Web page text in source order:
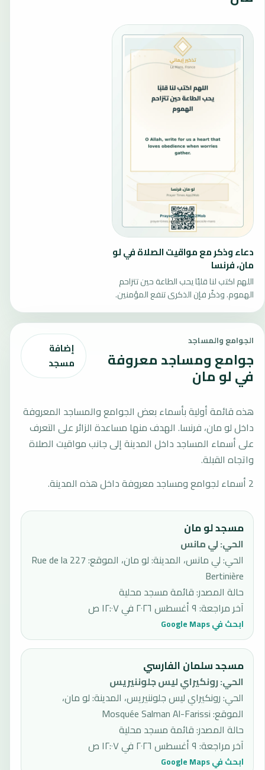
دعاء وذكر مع مواقيت الصلاة في لو
مان، فرنسا
اللهم اكتب لنا قلبًا يحب الطاعة حين تتزاحم
الهموم. وذكّر فإن الذكرى تنفع المؤمنين.
الجوامع والمساجد
جوامع ومساجد معروفة
في لو مان
إضافة
مسجد
هذه قائمة أولية بأسماء بعض الجوامع والمساجد المعروفة
داخل لو مان، فرنسا. الهدف منها مساعدة الزائر على التعرف
على أسماء المساجد داخل المدينة إلى جانب مواقيت الصلاة
واتجاه القبلة.
2 أسماء لجوامع ومساجد معروفة داخل هذه المدينة.
مسجد لو مان
الحي:لي مانس
الحي: لي مانس، المدينة: لو مان، الموقع: 227 Rue de la
Bertinière
حالة المصدر:قائمة مسجد محلية
آخر مراجعة: ٩ أغسطس ٢٠٢٦ في ١٢:٠٧ ص
ابحث في Google Maps
مسجد سلمان الفارسي
الحي:رونكيراي ليس جلوننيريس
الحي: رونكيراي ليس جلوننيريس، المدينة: لو مان،
الموقع: Mosquée Salman Al-Farissi
حالة المصدر:قائمة مسجد محلية
آخر مراجعة: ٩ أغسطس ٢٠٢٦ في ١٢:٠٧ ص
ابحث في Google Maps